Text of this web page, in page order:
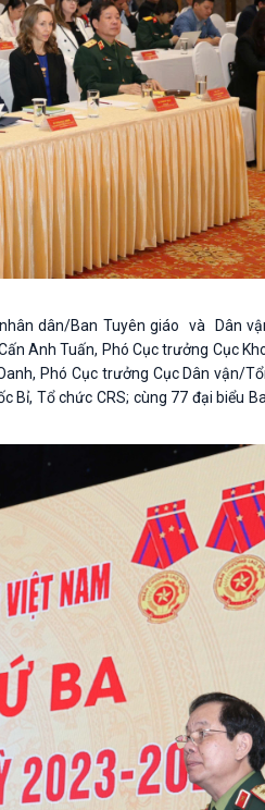
dân/Ban Tuyên giáo và Dân
Anh Tuấn, Phó Cục trưởng Cục
Phó Cục trưởng Cục Dân vận/
Bỉ, Tổ chức CRS; cùng 77 đại biểu